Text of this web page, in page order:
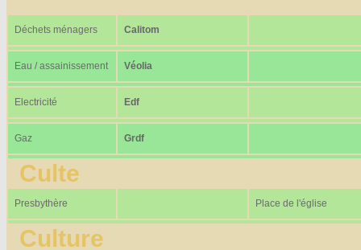
Déchets ménagers Calitom
Eau / assainissement Véolia
Electricité Edf
Gaz Grdf
Culte
Presbythère Place de l'église
Culture